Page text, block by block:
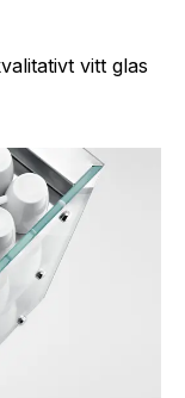
vitt glas